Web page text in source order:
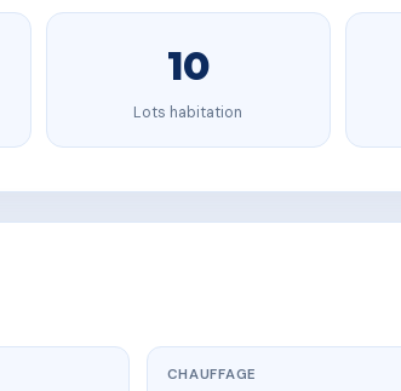
10
Lots habitation
CHAUFFAGE